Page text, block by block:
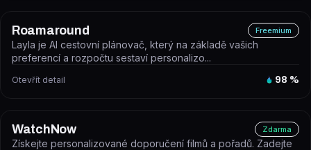
Roamaround Freemium
Layla je AI cestovní plánovač, který na základě vašich
preferencí a rozpočtu sestaví personalizo...
Otevřít detail 98 %
WatchNow Zdarma
Získejte personalizované doporučení filmů a pořadů. Zadejte